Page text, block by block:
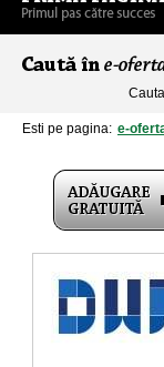
Esti pe pagina: e-